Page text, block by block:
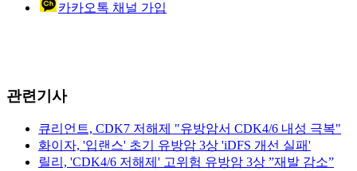
카카오톡 채널 가입
관련기사
큐리언트, CDK7 저해제 "유방암서 CDK4/6 내성 극복"
화이자, '입랜스' 초기 유방암 3상 'iDFS 개선 실패'
릴리, 'CDK4/6 저해제' 고위험 유방암 3상 ”재발 감소”